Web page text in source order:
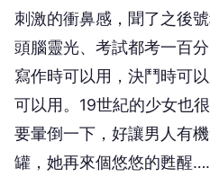
刺激的衝鼻感，聞了之後
頭腦靈光、考試都考一百
寫作時可以用，決鬥時可
可以用。 19世紀的少女也
要暈倒一下，好讓男人有
罐，她再來個悠悠的甦醒